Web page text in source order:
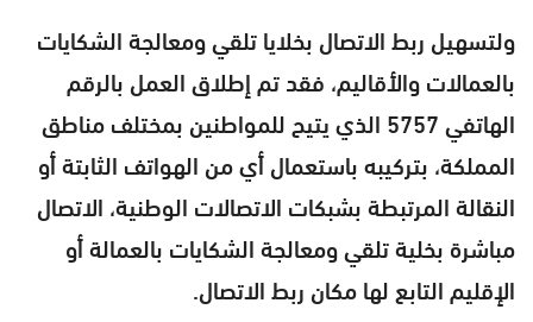
ولتسهيل ربط الاتصال بخلايا تلقي ومعالجة الشكايات
بالعمالات والأقاليم، فقد تم إطلاق العمل بالرقم
الهاتفي 5757 الذي يتيح للمواطنين بمختلف مناطق
المملكة، بتركيبه باستعمال أي من الهواتف الثابتة أو
النقالة المرتبطة بشبكات الاتصالات الوطنية، الاتصال
مباشرة بخلية تلقي ومعالجة الشكايات بالعمالة أو
الإقليم التابع لها مكان ربط الاتصال.